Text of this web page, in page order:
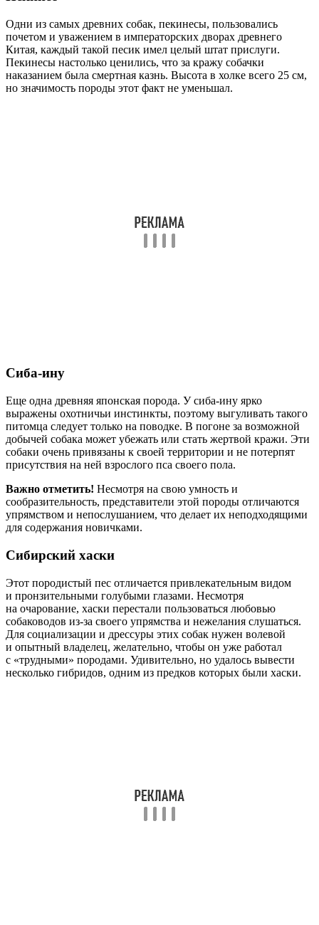
Одни из самых древних собак, пекинесы, пользовались
почетом и уважением в императорских дворах древнего
Китая, каждый такой песик имел целый штат прислуги.
Пекинесы настолько ценились, что за кражу собачки
наказанием была смертная казнь. Высота в холке всего 25 см,
но значимость породы этот факт не уменьшал.
Сиба-ину
Еще одна древняя японская порода. У сиба-ину ярко
выражены охотничьи инстинкты, поэтому выгуливать такого
питомца следует только на поводке. В погоне за возможной
добычей собака может убежать или стать жертвой кражи. Эти
собаки очень привязаны к своей территории и не потерпят
присутствия на ней взрослого пса своего пола.
Важно отметить! Несмотря на свою умность и
сообразительность, представители этой породы отличаются
упрямством и непослушанием, что делает их неподходящими
для содержания новичками.
Сибирский хаски
Этот породистый пес отличается привлекательным видом
и пронзительными голубыми глазами. Несмотря
на очарование, хаски перестали пользоваться любовью
собаководов из-за своего упрямства и нежелания слушаться.
Для социализации и дрессуры этих собак нужен волевой
и опытный владелец, желательно, чтобы он уже работал
с «трудными» породами. Удивительно, но удалось вывести
несколько гибридов, одним из предков которых были хаски.